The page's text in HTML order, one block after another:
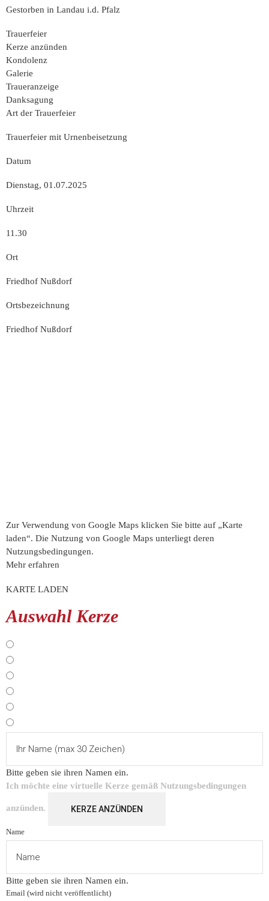
Gestorben in Landau i.d. Pfalz
Trauer­feier
Kerze anzünden
Kondo­lenz
Galerie
Trauer­anzeige
Dank­sagung
Art der Trauerfeier
Trauerfeier mit Urnenbeisetzung
Datum
Dienstag, 01.07.2025
Uhrzeit
11.30
Ort
Friedhof Nußdorf
Ortsbezeichnung
Friedhof Nußdorf
Zur Verwendung von Google Maps klicken Sie bitte auf „Karte
laden“. Die Nutzung von Google Maps unterliegt deren
Nutzungsbedingungen.
Mehr erfahren
KARTE LADEN
Auswahl Kerze
Bitte geben sie ihren Namen ein.
Ich möchte eine virtuelle Kerze gemäß Nutzungsbedingungen
anzünden. KERZE ANZÜNDEN
Name
Bitte geben sie ihren Namen ein.
Email (wird nicht veröffentlicht)